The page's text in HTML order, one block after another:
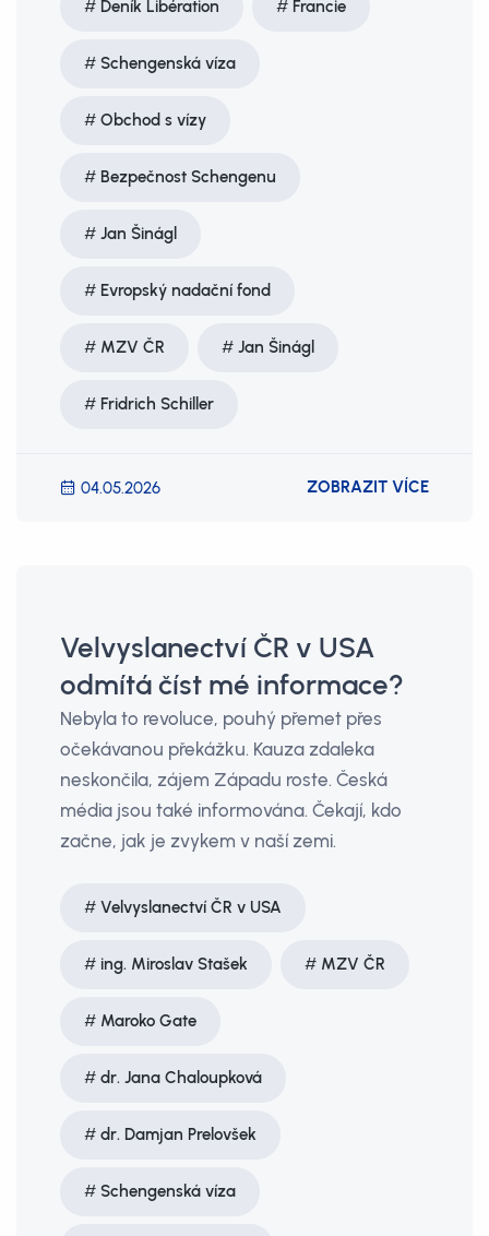
Deník Libération Francie
Schengenská víza
Obchod s vízy
Bezpečnost Schengenu
Jan Šinágl
Evropský nadační fond
MZV ČR Jan Šinágl
Fridrich Schiller
04.05.2026 ZOBRAZIT VÍCE
Velvyslanectví ČR v USA
odmítá číst mé informace?
Nebyla to revoluce, pouhý přemet přes
očekávanou překážku. Kauza zdaleka
neskončila, zájem Západu roste. Česká
média jsou také informována. Čekají, kdo
začne, jak je zvykem v naší zemi.
Velvyslanectví ČR v USA
ing. Miroslav Stašek MZV ČR
Maroko Gate
dr. Jana Chaloupková
dr. Damjan Prelovšek
Schengenská víza